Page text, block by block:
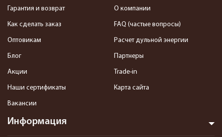
Информация
Гарантия и возврат
Как сделать заказ
Оптовикам
Блог
Акции
Наши сертификаты
Вакансии
О компании
FAQ (частые вопросы)
Расчет дульной энергии
Партнеры
Trade-in
Карта сайта